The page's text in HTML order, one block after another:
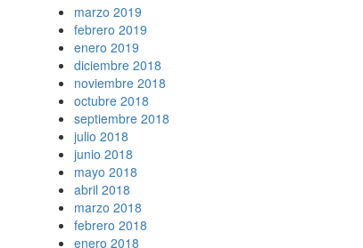
marzo 2019
febrero 2019
enero 2019
diciembre 2018
noviembre 2018
octubre 2018
septiembre 2018
julio 2018
junio 2018
mayo 2018
abril 2018
marzo 2018
febrero 2018
enero 2018